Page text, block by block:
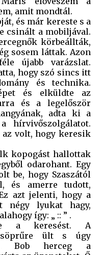
amit mondtál.
és már kereste s a
csinált a mobiljával.
körbeállták,
sosem láttak. Azon
újabb varázslat.
hogy szó sincs itt
és technika.
és elküldte az
és a legelőször
adta ki a
hírvivőszolgálatot.
az volt, hogy keresik
kopogást hallottak
odarohant. Egy
be, hogy Szaszától
és amerre tudott,
azt jelenti, hogy a
négy lyukat hagy,
így: „ :: ” .
a keresést. A
söprűre ült s úgy
Bob herceg a